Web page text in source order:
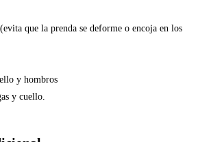
que la prenda se deforme o encoja en los
y hombros
y cuello.